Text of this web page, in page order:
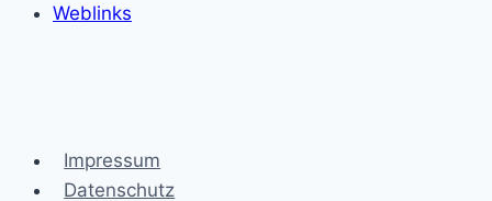
Weblinks
Impressum
Datenschutz